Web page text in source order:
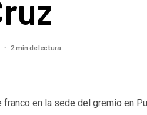
2 min de lectura
en la sede del gremio en